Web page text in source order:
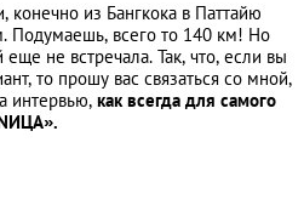
конечно из Бангкока в Паттайю
Подумаешь, всего то 140 км! Но
не встречала. Так, что, если вы
то прошу вас связаться со мной,
интервью, как всегда для самого